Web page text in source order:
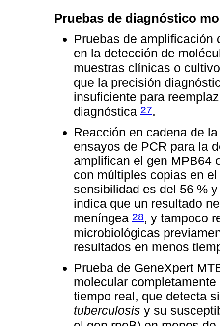
Pruebas de diagnóstico
Pruebas de amplificación
en la detección de
muestras clínicas o
que la precisión
insuficiente para
diagnóstica 27.
Reacción en cadena de
ensayos de PCR para la
amplifican el gen MPB64
con múltiples copias en
sensibilidad es del 56 %
indica que un resultado
meníngea 28, y tampoco
microbiológicas
resultados en menos
Prueba de GeneXpert
molecular
tiempo real, que detecta
tuberculosis y su